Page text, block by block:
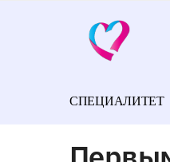
СПЕЦИАЛИТЕТ